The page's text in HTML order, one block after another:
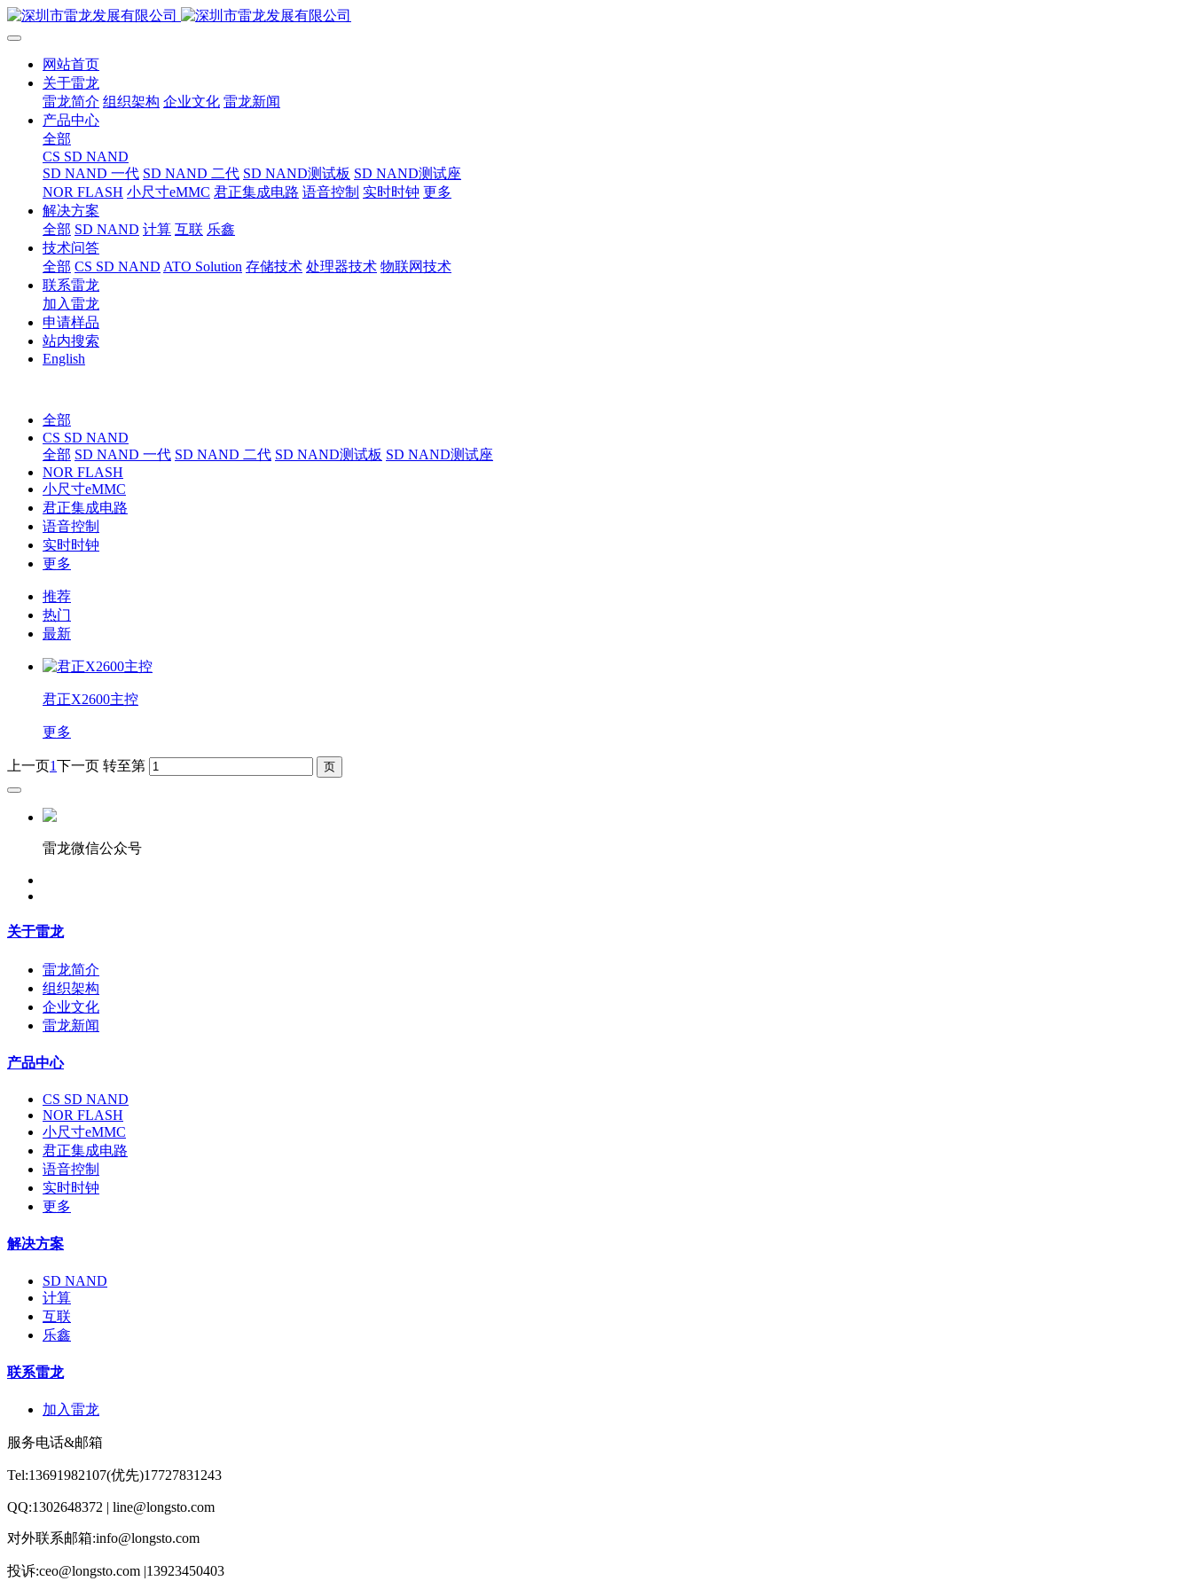
网站首页
关于雷龙
雷龙简介 组织架构 企业文化 雷龙新闻
产品中心
全部
CS SD NAND
SD NAND 一代 SD NAND 二代 SD NAND测试板 SD NAND测试座
NOR FLASH 小尺寸eMMC 君正集成电路 语音控制 实时时钟 更多
解决方案
全部 SD NAND 计算 互联 乐鑫
技术问答
全部 CS SD NAND ATO Solution 存储技术 处理器技术 物联网技术
联系雷龙
加入雷龙
申请样品
站内搜索
English
全部
CS SD NAND
全部 SD NAND 一代 SD NAND 二代 SD NAND测试板 SD NAND测试座
NOR FLASH
小尺寸eMMC
君正集成电路
语音控制
实时时钟
更多
推荐
热门
最新
君正X2600主控
更多
上一页1下一页 转至第
雷龙微信公众号
关于雷龙
雷龙简介
组织架构
企业文化
雷龙新闻
产品中心
CS SD NAND
NOR FLASH
小尺寸eMMC
君正集成电路
语音控制
实时时钟
更多
解决方案
SD NAND
计算
互联
乐鑫
联系雷龙
加入雷龙
服务电话&邮箱
Tel:13691982107(优先)17727831243
QQ:1302648372 | line@longsto.com
对外联系邮箱:info@longsto.com
投诉:ceo@longsto.com |13923450403